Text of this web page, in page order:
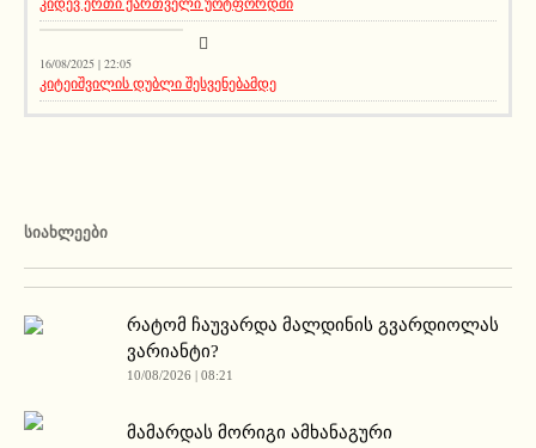
კატეგორიის გარეშე
16/08/2025 | 22:05
კიტეიშვილის დუბლი შესვენებამდე
ᲡᲘᲐᲮᲚᲔᲔᲑᲘ
რატომ ჩაუვარდა მალდინის გვარდიოლას
ვარიანტი?
10/08/2026 | 08:21
მამარდას მორიგი ამხანაგური